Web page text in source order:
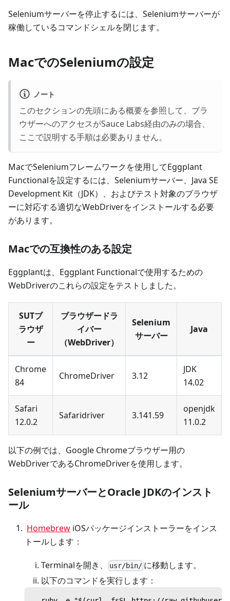
Seleniumサーバーを停止するには、Seleniumサーバーが
稼働しているコマンドシェルを閉じます。
MacでのSeleniumの設定
ノート
このセクションの先頭にある概要を参照して、ブラ
ウザーへのアクセスがSauce Labs経由のみの場合、
ここで説明する手順は必要ありません。
MacでSeleniumフレームワークを使用してEggplant
Functionalを設定するには、Seleniumサーバー、Java SE
Development Kit（JDK）、およびテスト対象のブラウザ
ーに対応する適切なWebDriverをインストールする必要
があります。
Macでの互換性のある設定
Eggplantは、Eggplant Functionalで使用するための
WebDriverのこれらの設定をテストしました。
SUTブ
ラウザ
ー
ブラウザードラ
イバー
（WebDriver）
Selenium
サーバー
Java
Chrome
84
ChromeDriver 3.12
JDK
14.02
Safari
12.0.2
Safaridriver 3.141.59
openjdk
11.0.2
以下の例では、Google Chromeブラウザー用の
WebDriverであるChromeDriverを使用します。
SeleniumサーバーとOracle JDKのインスト
ール
Homebrew iOSパッケージインストーラーをインス
トールします：
Terminalを開き、 usr/bin/ に移動します。
以下のコマンドを実行します：